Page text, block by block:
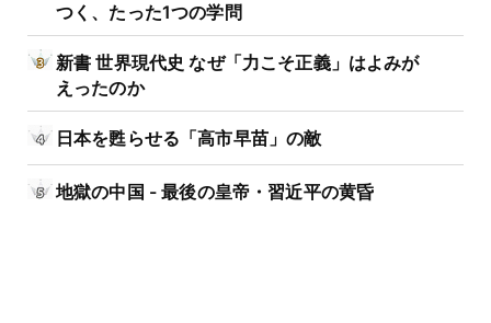
つく、たった1つの学問
新書 世界現代史 なぜ「力こそ正義」はよみが
えったのか
日本を甦らせる「高市早苗」の敵
地獄の中国 - 最後の皇帝・習近平の黄昏